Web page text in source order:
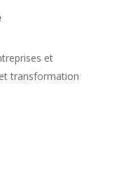
et
transformation